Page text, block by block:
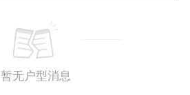
暂无户型消息